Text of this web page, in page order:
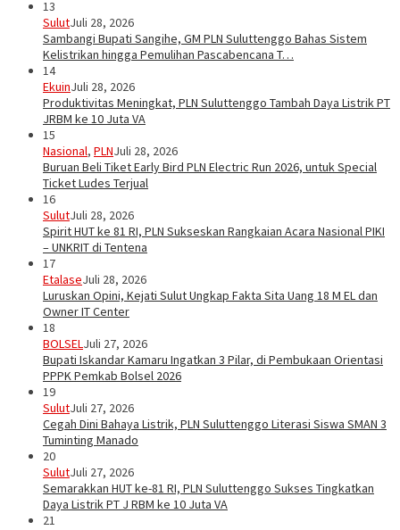
13
SulutJuli 28, 2026
Sambangi Bupati Sangihe, GM PLN Suluttenggo Bahas Sistem
Kelistrikan hingga Pemulihan Pascabencana T…
14
EkuinJuli 28, 2026
Produktivitas Meningkat, PLN Suluttenggo Tambah Daya Listrik PT
JRBM ke 10 Juta VA
15
Nasional, PLNJuli 28, 2026
Buruan Beli Tiket Early Bird PLN Electric Run 2026, untuk Special
Ticket Ludes Terjual
16
SulutJuli 28, 2026
Spirit HUT ke 81 RI, PLN Sukseskan Rangkaian Acara Nasional PIKI
– UNKRIT di Tentena
17
EtalaseJuli 28, 2026
Luruskan Opini, Kejati Sulut Ungkap Fakta Sita Uang 18 M EL dan
Owner IT Center
18
BOLSELJuli 27, 2026
Bupati Iskandar Kamaru Ingatkan 3 Pilar, di Pembukaan Orientasi
PPPK Pemkab Bolsel 2026
19
SulutJuli 27, 2026
Cegah Dini Bahaya Listrik, PLN Suluttenggo Literasi Siswa SMAN 3
Tuminting Manado
20
SulutJuli 27, 2026
Semarakkan HUT ke-81 RI, PLN Suluttenggo Sukses Tingkatkan
Daya Listrik PT J RBM ke 10 Juta VA
21